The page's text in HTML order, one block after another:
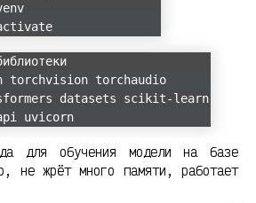
torchaudio
datasets scikit-learn
uvicorn
для обучения модели на базе
не жрёт много памяти, работает